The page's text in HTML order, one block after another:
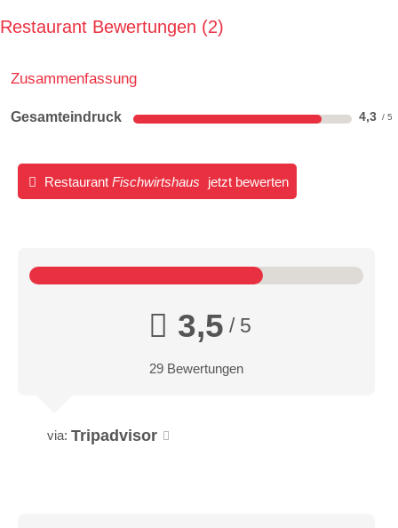
Restaurant Bewertungen 2
Zusammenfassung
Gesamteindruck 4,3
Restaurant Fischwirtshaus jetzt bewerten
3,5 / 5
29 Bewertungen
via: Tripadvisor